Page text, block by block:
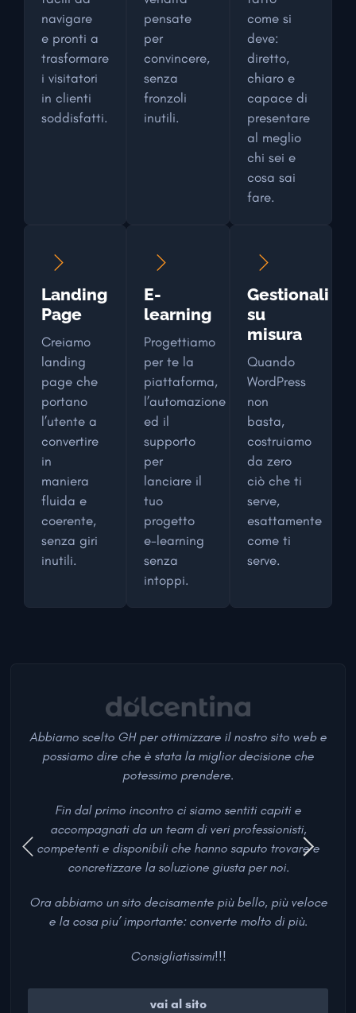
navigare
e pronti a
trasformare
i visitatori
in clienti
soddisfatti.
pensate
per
convincere,
senza
fronzoli
inutili.
come si
deve:
diretto,
chiaro e
capace di
presentare
al meglio
chi sei e
cosa sai
fare.
Landing
Page
Creiamo
landing
page che
portano
l’utente a
convertire
in
maniera
fluida e
coerente,
senza giri
inutili.
E-
learning
Progettiamo
per te la
piattaforma,
l’automazione
ed il
supporto
per
lanciare il
tuo
progetto
e-learning
senza
intoppi.
Gestionali
su
misura
Quando
WordPress
non
basta,
costruiamo
da zero
ciò che ti
serve,
esattamente
come ti
serve.
Abbiamo scelto GH per ottimizzare il nostro sito web e
possiamo dire che è stata la miglior decisione che
potessimo prendere.
Fin dal primo incontro ci siamo sentiti capiti e
accompagnati da un team di veri professionisti,
competenti e disponibili che hanno saputo trovare e
concretizzare la soluzione giusta per noi.
Ora abbiamo un sito decisamente più bello, più veloce
e la cosa piu’ importante: converte molto di più.
Consigliatissimi!!!
vai al sito